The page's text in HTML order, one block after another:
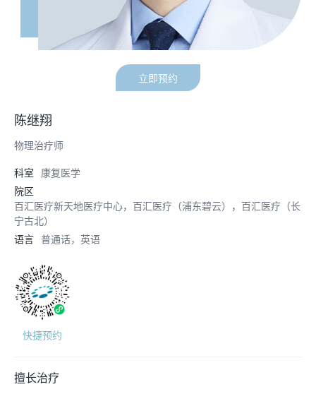
立即预约
陈继翔
物理治疗师
科室 康复医学
院区
百汇医疗新天地医疗中心，百汇医疗（浦东碧云），百汇医疗（长
宁古北）
语言 普通话，英语
快捷预约
擅长治疗